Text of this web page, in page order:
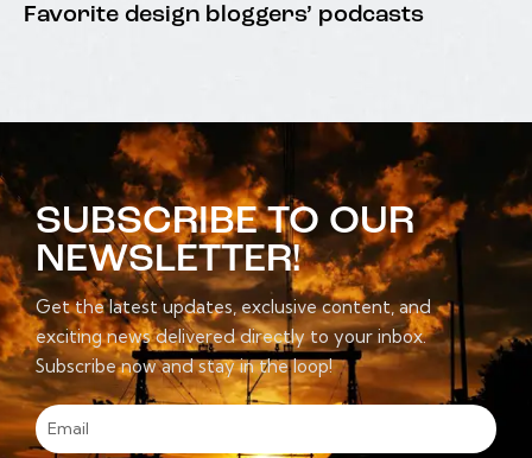
Favorite design bloggers’ podcasts
SUBSCRIBE TO OUR
NEWSLETTER!
Get the latest updates, exclusive content, and
exciting news delivered directly to your inbox.
Subscribe now and stay in the loop!